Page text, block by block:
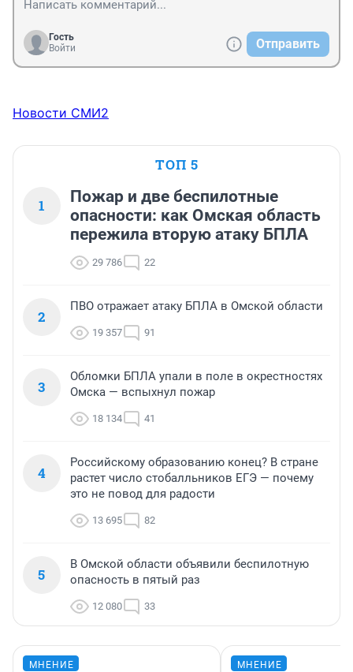
Гость
Войти
Отправить
Новости СМИ2
ТОП 5
1
Пожар и две беспилотные
опасности: как Омская область
пережила вторую атаку БПЛА
29 786 22
2
ПВО отражает атаку БПЛА в Омской области
19 357 91
3
Обломки БПЛА упали в поле в окрестностях
Омска — вспыхнул пожар
18 134 41
4
Российскому образованию конец? В стране
растет число стобалльников ЕГЭ — почему
это не повод для радости
13 695 82
5
В Омской области объявили беспилотную
опасность в пятый раз
12 080 33
МНЕНИЕ МНЕНИЕ